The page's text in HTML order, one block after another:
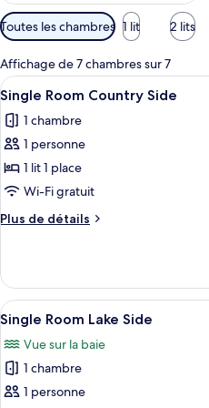
Filtres
disponibles
pour
les
chambres
Toutes les chambres 1 lit 2 lits
Affichage de 7 chambres sur 7
Afficher
toutes
les
photos
pour
ce
type
de
Single
Room
Country
Side
5
Single Room Country Side
1 chambre
1 personne
1 lit 1 place
Wi-Fi gratuit
Plus de détails
Plus
le
type
de
chambre
Single
Room
Country
Side
Afficher
toutes
les
photos
pour
5
Single Room Lake Side
Vue sur la baie
1 chambre
1 personne